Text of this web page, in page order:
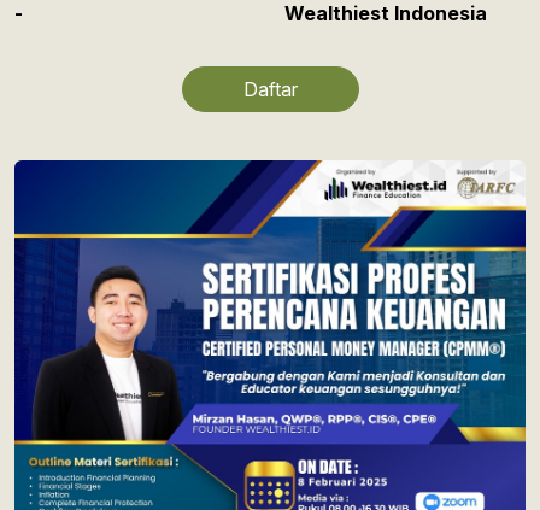
- Wealthiest Indonesia
Daftar